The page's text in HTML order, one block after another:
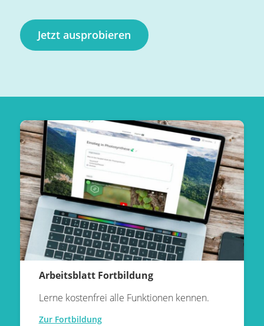
Jetzt ausprobieren
Arbeitsblatt Fortbildung
Lerne kostenfrei alle Funktionen kennen.
Zur Fortbildung